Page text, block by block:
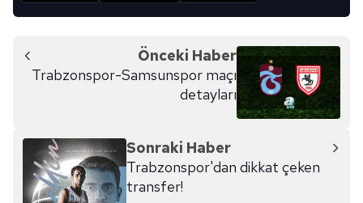
Önceki Haber
Trabzonspor-Samsunspor maçı
detayları
Sonraki Haber
Trabzonspor'dan dikkat çeken
transfer!